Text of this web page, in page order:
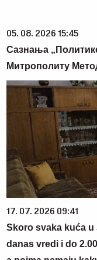
05. 08. 2026 15:45
Сазнања
Митрополиту
17. 07. 2026 09:41
Skoro svaka kuća u
danas vredi i do